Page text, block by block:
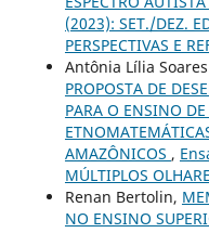
(2023): SET./DEZ.
PERSPECTIVAS E
Antônia Lília
PROPOSTA DE
PARA O ENSINO
AMAZÔNICOS ,
MÚLTIPLOS
Renan Bertolin,
NO ENSINO